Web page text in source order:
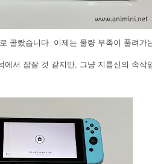
골랐습니다. 이제는 물량 부족이 풀려가
에서 잠잘 것 같지만, 그냥 지름신의 속삭